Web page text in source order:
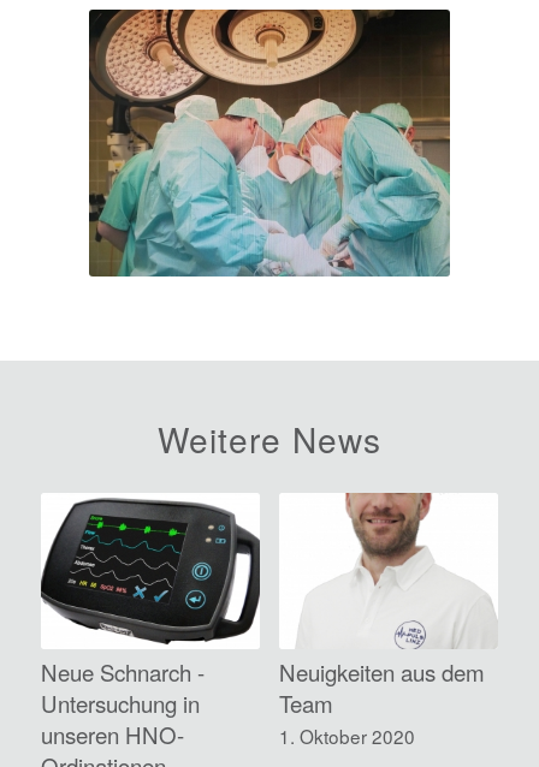
Weitere News
Neue Schnarch -
Untersuchung in
unseren HNO-
Neuigkeiten aus dem
Team
1. Oktober 2020